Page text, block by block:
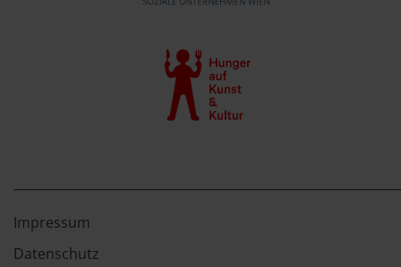
Impressum
Datenschutz